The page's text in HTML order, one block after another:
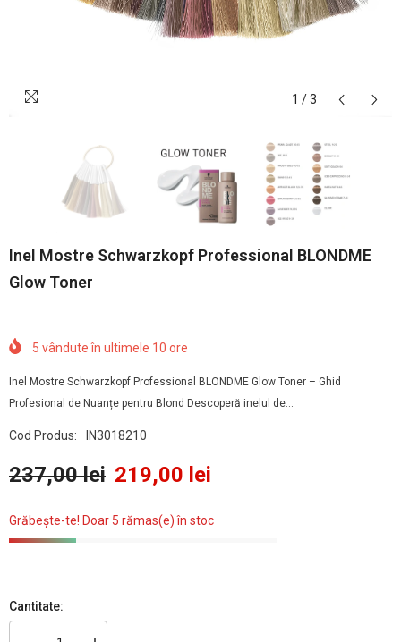
1 / 3
Inel Mostre Schwarzkopf Professional BLONDME
Glow Toner
5 vândute în ultimele 10 ore
Inel Mostre Schwarzkopf Professional BLONDME Glow Toner – Ghid
Profesional de Nuanțe pentru Blond Descoperă inelul de...
Cod Produs: IN3018210
237,00 lei 219,00 lei
Grăbește-te! Doar 5 rămas(e) în stoc
Cantitate: